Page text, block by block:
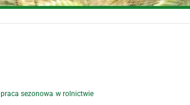
praca sezonowa w rolnictwie